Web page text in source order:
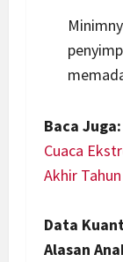
Baca Juga:
Cuaca
Akhir Tahun
Data
Alasan